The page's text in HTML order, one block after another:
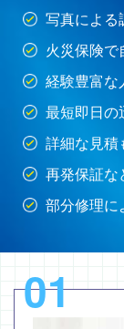
写真による
火災保険で
経験豊富な
最短即日の
詳細な見積
再発保証な
部分修理に
01